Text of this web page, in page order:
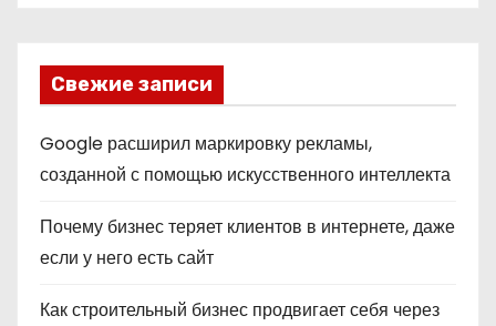
Свежие записи
Google расширил маркировку рекламы,
созданной с помощью искусственного интеллекта
Почему бизнес теряет клиентов в интернете, даже
если у него есть сайт
Как строительный бизнес продвигает себя через